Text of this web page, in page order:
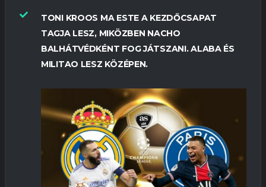
TONI KROOS MA ESTE A KEZDŐCSAPAT
TAGJA LESZ, MIKÖZBEN NACHO
BALHÁTVÉDKÉNT FOG JÁTSZANI. ALABA ÉS
MILITAO LESZ KÖZÉPEN.